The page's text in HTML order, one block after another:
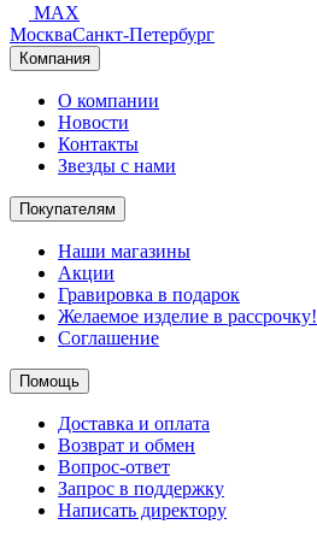
MAX
МоскваСанкт-Петербург
Компания
О компании
Новости
Контакты
Звезды с нами
Покупателям
Наши магазины
Акции
Гравировка в подарок
Желаемое изделие в рассрочку!
Соглашение
Помощь
Доставка и оплата
Возврат и обмен
Вопрос-ответ
Запрос в поддержку
Написать директору